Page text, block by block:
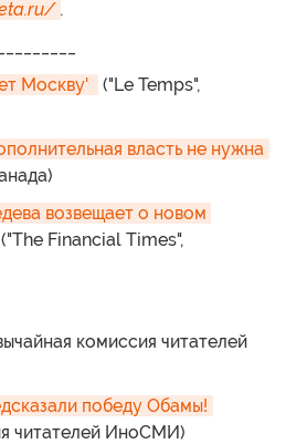
.
Москву'
("Le Temps",
власть не нужна
возвещает о новом
("The Financial Times",
комиссия читателей
победу Обамы!
читателей ИноСМИ)